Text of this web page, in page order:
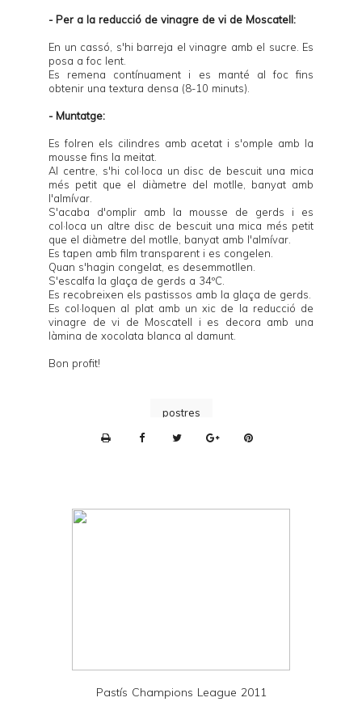
- Per a la reducció de vinagre de vi de Moscatell:
En un cassó, s'hi barreja el vinagre amb el sucre. Es
posa a foc lent.
Es remena contínuament i es manté al foc fins
obtenir una textura densa (8-10 minuts).
- Muntatge:
Es folren els cilindres amb acetat i s'omple amb la
mousse fins la meitat.
Al centre, s'hi col·loca un disc de bescuit una mica
més petit que el diàmetre del motlle, banyat amb
l'almívar.
S'acaba d'omplir amb la mousse de gerds i es
col·loca un altre disc de bescuit una mica més petit
que el diàmetre del motlle, banyat amb l'almívar.
Es tapen amb film transparent i es congelen.
Quan s'hagin congelat, es desemmotllen.
S'escalfa la glaça de gerds a 34ºC.
Es recobreixen els pastissos amb la glaça de gerds.
Es col·loquen al plat amb un xic de la reducció de
vinagre de vi de Moscatell i es decora amb una
làmina de xocolata blanca al damunt.
Bon profit!
postres
n
Pastís Champions League 2011